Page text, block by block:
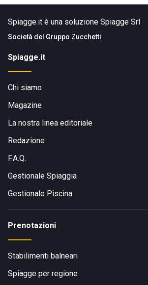
Spiagge.it è una soluzione Spiagge Srl
Società del Gruppo Zucchetti
Spiagge.it
Chi siamo
Magazine
La nostra linea editoriale
Redazione
F.A.Q.
Gestionale Spiaggia
Gestionale Piscina
Prenotazioni
Stabilimenti balneari
Spiagge per regione